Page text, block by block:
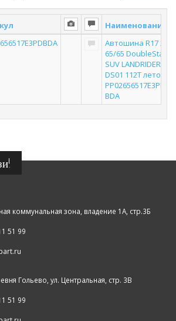
Наименование
Автошина R17 2
65/65 DoubleStar
SUV LANDRIDER
DS01 112T лето 1
PP02656517E3PD
BDA
коммунальная зона, владение 1А, стр.3Б
51 99
Гольево, ул. Центральная, стр. 3В
51 99